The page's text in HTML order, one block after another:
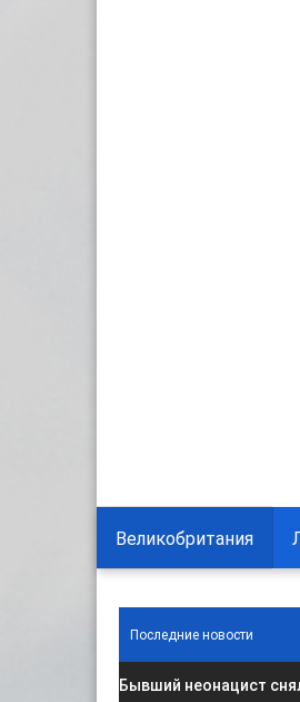
Великобритания
Последние новости
Бывший неонацист